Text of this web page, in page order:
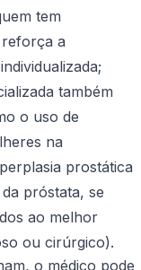
tem
a
também
o uso de
na
prostática
próstata, se
ao melhor
ou cirúrgico).
o médico pode